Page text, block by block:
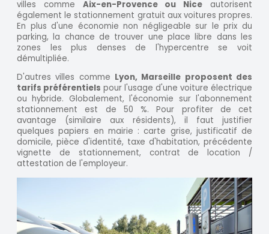
villes comme Aix-en-Provence ou Nice autorisent
également le stationnement gratuit aux voitures propres.
En plus d'une économie non négligeable sur le prix du
parking, la chance de trouver une place libre dans les
zones les plus denses de l'hypercentre se voit
démultipliée.
D'autres villes comme Lyon, Marseille proposent des
tarifs préférentiels pour l'usage d'une voiture électrique
ou hybride. Globalement, l'économie sur l'abonnement
stationnement est de 50 %. Pour profiter de cet
avantage (similaire aux résidents), il faut justifier
quelques papiers en mairie : carte grise, justificatif de
domicile, pièce d'identité, taxe d'habitation, précédente
vignette de stationnement, contrat de location /
attestation de l'employeur.